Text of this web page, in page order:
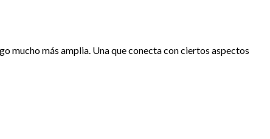
mucho más amplia. Una que conecta con ciertos aspectos